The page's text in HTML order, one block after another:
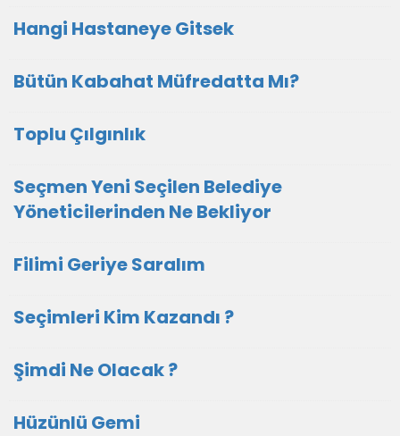
Hangi Hastaneye Gitsek
Bütün Kabahat Müfredatta Mı?
Toplu Çılgınlık
Seçmen Yeni Seçilen Belediye
Yöneticilerinden Ne Bekliyor
Filimi Geriye Saralım
Seçimleri Kim Kazandı ?
Şimdi Ne Olacak ?
Hüzünlü Gemi